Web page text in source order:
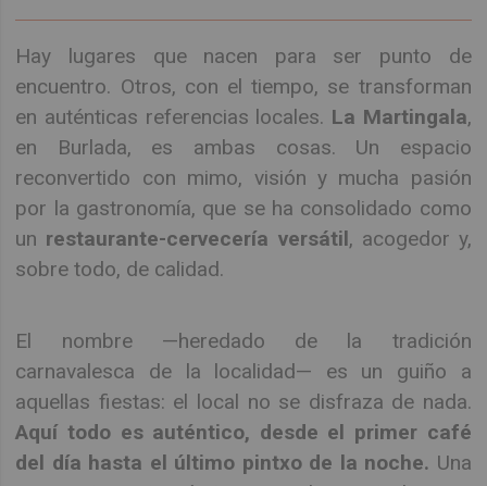
Hay lugares que nacen para ser punto de
encuentro. Otros, con el tiempo, se transforman
en auténticas referencias locales. La Martingala,
en Burlada, es ambas cosas. Un espacio
reconvertido con mimo, visión y mucha pasión
por la gastronomía, que se ha consolidado como
un restaurante-cervecería versátil, acogedor y,
sobre todo, de calidad.
El nombre —heredado de la tradición
carnavalesca de la localidad— es un guiño a
aquellas fiestas: el local no se disfraza de nada.
Aquí todo es auténtico, desde el primer café
del día hasta el último pintxo de la noche. Una